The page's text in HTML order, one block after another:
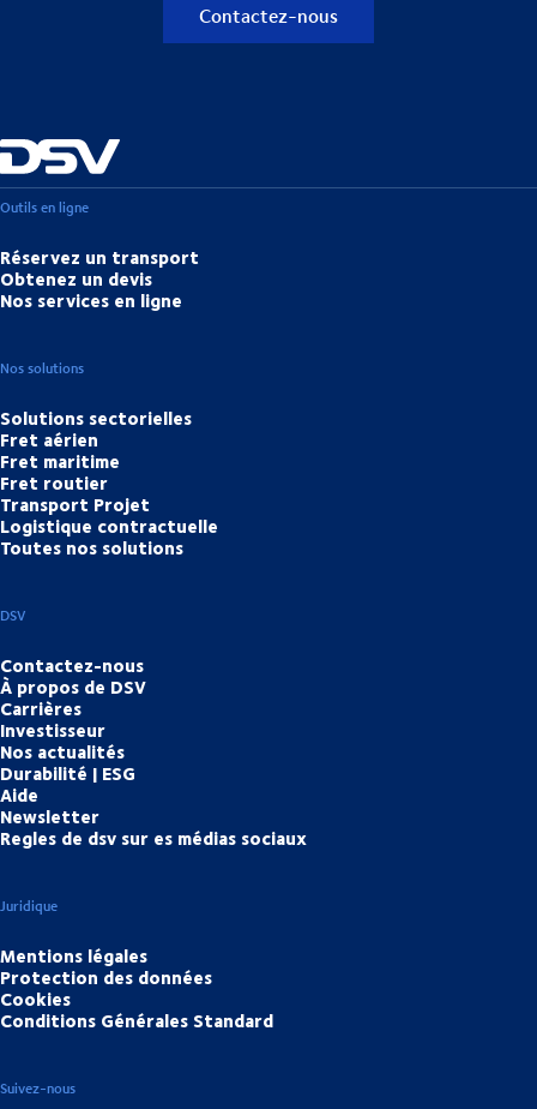
Contactez-nous
Outils en ligne
Réservez un transport
Obtenez un devis
Nos services en ligne
Nos solutions
Solutions sectorielles
Fret aérien
Fret maritime
Fret routier
Transport Projet
Logistique contractuelle
Toutes nos solutions
DSV
Contactez-nous
À propos de DSV
Carrières
Investisseur
Nos actualités
Durabilité | ESG
Aide
Newsletter
Regles de dsv sur es médias sociaux
Juridique
Mentions légales
Protection des données
Cookies
Conditions Générales Standard
Suivez-nous